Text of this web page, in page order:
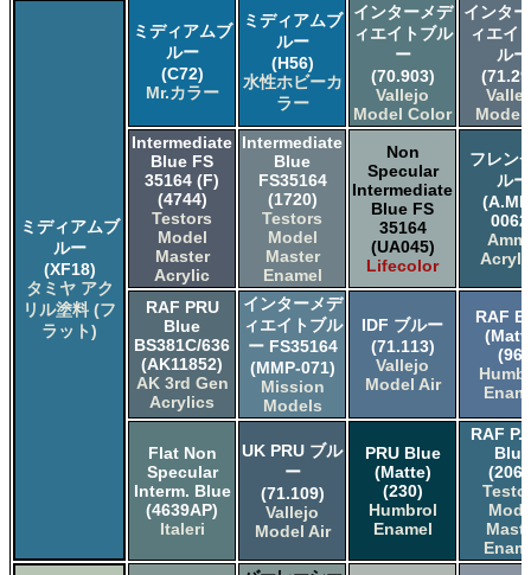
ミディアムブ
ルー
(XF18)
タミヤ アク
リル塗料 (フ
ラット)
ミディアムブ
ルー
(C72)
Mr.カラー
ミディアムブ
ルー
(H56)
水性ホビーカ
ラー
インターメデ
ィエイトブル
ー
(70.903)
Vallejo
Model Color
インタ
ィエイ
ルー
Model
Intermediate
Blue FS
35164 (F)
(4744)
Testors
Model
Master
Acrylic
Intermediate
Blue
FS35164
(1720)
Testors
Model
Master
Enamel
Non
Specular
Intermediate
Blue FS
35164
(UA045)
Lifecolor
フレン
ルー
RAF PRU
Blue
BS381C/636
(AK11852)
AK 3rd Gen
Acrylics
インターメデ
ィエイトブル
ー FS35164
(MMP-071)
Mission
Models
IDF ブルー
(71.113)
Vallejo
Model Air
RAF
(96)
Flat Non
Specular
Interm. Blue
(4639AP)
Italeri
UK PRU ブル
ー
(71.109)
Vallejo
Model Air
PRU Blue
(Matte)
(230)
Humbrol
Enamel
RAF
Blue